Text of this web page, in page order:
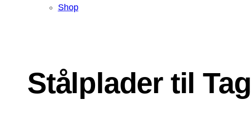
Shop
Stålplader til Tag